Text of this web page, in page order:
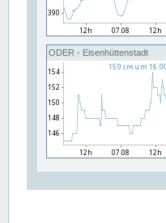
ODER - Eisenhüttenstadt